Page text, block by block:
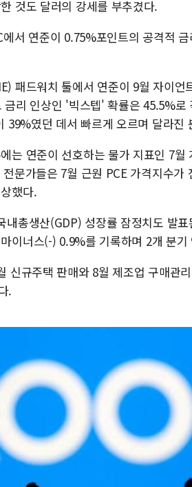
것도 달러의 강세를 부추겼다.
서 연준이 0.75%포인트의 공격적
패드워치 툴에서 연준이 9월 자이
리 인상인 '빅스텝' 확률은 45.5%로
39%였던 데서 빠르게 오르며 달라진
는 연준이 선호하는 물가 지표인 7
문가들은 7월 근원 PCE 가격지수
했다.
내총생산(GDP) 성장률 잠정치도 발
이너스(-) 0.9%를 기록하며 2개 분
신규주택 판매와 8월 제조업 구매관
.